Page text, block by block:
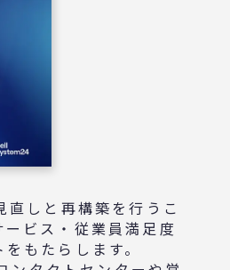
しと再構築を行うこ
ビス・従業員満足度
もたらします。